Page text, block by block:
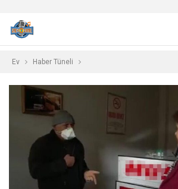
Ev Haber Tüneli